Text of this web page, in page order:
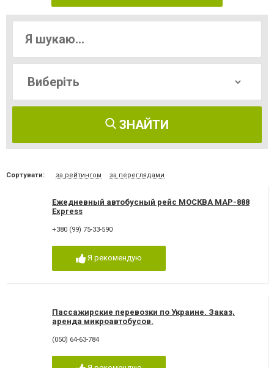
ЗНАЙТИ
Сортувати: за рейтингом за переглядами
Ежедневный автобусный рейс МОСКВА MAP-888
Express
+380 (99) 75-33-590
Я рекомендую
Пассажирские перевозки по Украине. Заказ,
аренда микроавтобусов.
(050) 64-63-784